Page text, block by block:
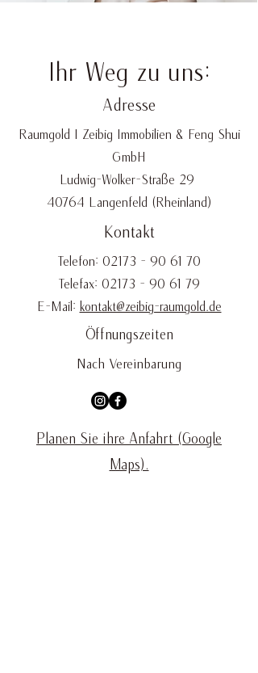
Ihr Weg zu uns:
Adresse
Raumgold I Zeibig Immobilien & Feng Shui
GmbH
Ludwig-Wolker-Straße 29
40764 Langenfeld (Rheinland)
Kontakt
Telefon: 02173 - 90 61 70
Telefax: 02173 - 90 61 79
E-Mail: kontakt@zeibig-raumgold.de
Öffnungszeiten
Nach Vereinbarung
Planen Sie ihre Anfahrt (Google
Maps).